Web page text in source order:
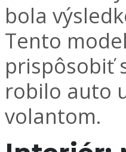
bola
Tento
prispôsobiť
robilo auto
volantom.